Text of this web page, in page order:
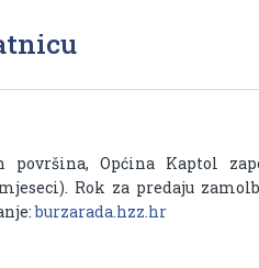
površina, Općina Kaptol
Rok za predaju zamolbi
burzarada.hzz.hr